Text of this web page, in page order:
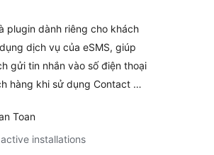
plugin dành riêng cho khách
dịch vụ của eSMS, giúp
gửi tin nhắn vào số điện thoại
hàng khi sử dụng Contact …
Toan
installations